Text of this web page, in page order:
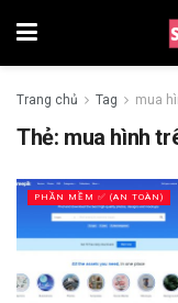
Trang chủ Tag mua
Thẻ: mua hình
PHẦN MỀM ✅ (AN TOÀN)